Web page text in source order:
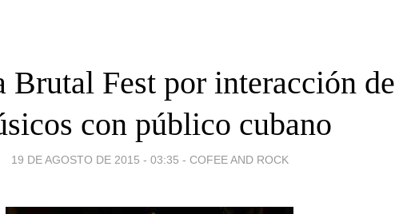
Brutal Fest por interacción de
con público cubano
19 DE AGOSTO DE 2015 - 03:35 - COFEE AND ROCK